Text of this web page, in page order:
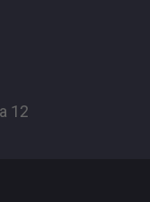
12